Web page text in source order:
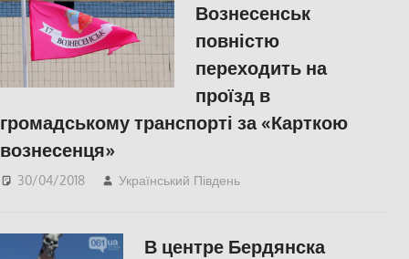
Вознесенськ
повністю
переходить на
проїзд в
громадському транспорті за «Карткою
вознесенця»
30/04/2018 Український Південь
В центре Бердянска